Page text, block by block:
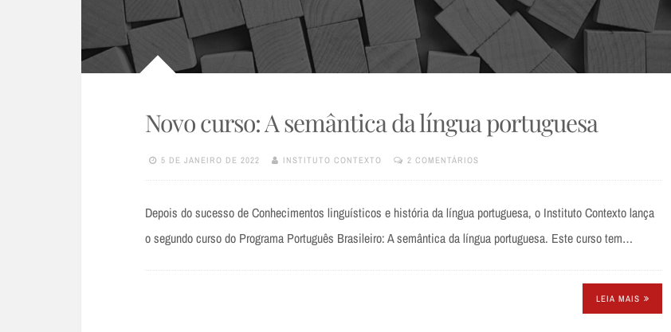
Novo curso: A semântica da língua portuguesa
5 DE JANEIRO DE 2022 INSTITUTO CONTEXTO 2 COMENTÁRIOS
Depois do sucesso de Conhecimentos linguísticos e história da língua portuguesa, o Instituto Contexto lança
o segundo curso do Programa Português Brasileiro: A semântica da língua portuguesa. Este curso tem…
LEIA MAIS